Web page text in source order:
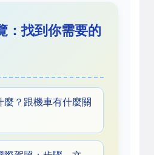
：找到你需要的
麼？跟機車有什麼關